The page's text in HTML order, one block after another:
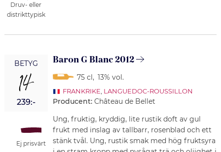
Druv- eller
distrikttypisk
BETYG
14
239:-
Ej prisvärt
Baron G Blanc 2012
75 cl, 13% vol.
FRANKRIKE LANGUEDOC-ROUSSILLON
Producent: Château de Bellet
Ung, fruktig, kryddig, lite rustik doft av gul
frukt med inslag av tallbarr, rosenblad och ett
stänk tvål. Ung, rustik smak med hög fruktsyra